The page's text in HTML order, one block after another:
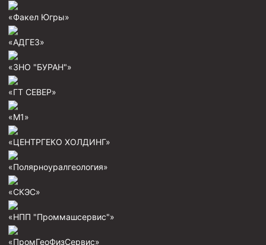
Шламометаллоуловитель ШМУ
Обурочный комплекс ОК
заводным зубом
Магнитные ловители
Калибраторы расширители
Фрезеры Барракуда
«Факел Югры»
«АДГЕЗ»
«ЗНО "БУРАН"»
«ГТ СЕВЕР»
«М1»
«ЦЕНТРГЕКО ХОЛДИНГ»
«Полярноуралгеология»
«СКЭС»
«НПП "Проммашсервис"»
«ПромГеоФизСервис»